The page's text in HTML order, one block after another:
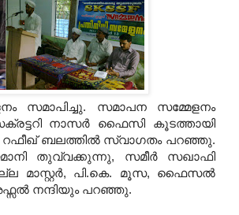
സമാപിച്ചു. സമാപന സമ്മേളനം
നാസര്‍ ഫൈസി കൂടത്തായി
റഫീഖ് ബലത്തില്‍ സ്വാഗതം പറഞ്ഞു.
തുവ്വക്കുന്നു, സമീര്‍ സഖാഫി
മാസ്റ്റര്‍, പി.കെ. മൂസ, ഫൈസല്‍
നന്ദിയും പറഞ്ഞു.